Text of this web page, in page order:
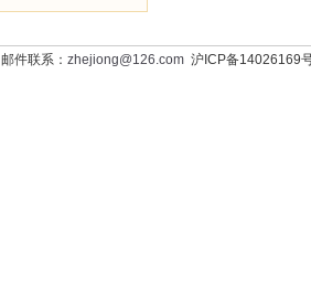
邮件联系： zhejiong@126.com沪ICP备14026169